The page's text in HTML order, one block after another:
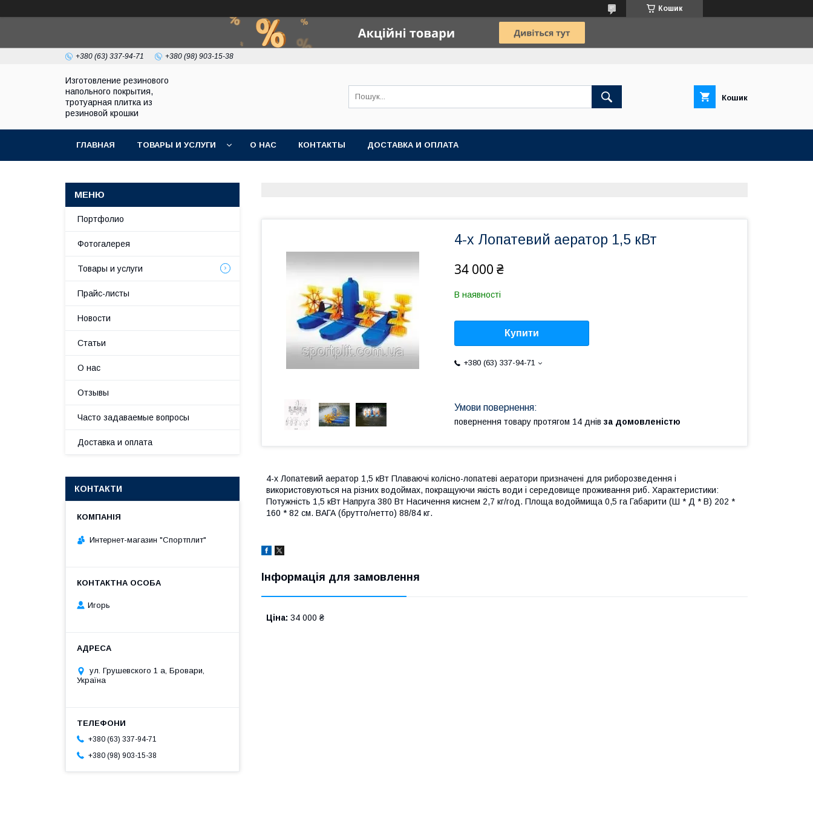
Кошик
+380 (63) 337-94-71 +380 (98) 903-15-38
Изготовление резинового
напольного покрытия,
тротуарная плитка из
резиновой крошки
Кошик
ГЛАВНАЯ ТОВАРЫ И УСЛУГИ О НАС КОНТАКТЫ ДОСТАВКА И ОПЛАТА
4-х Лопатевий аератор 1,5 кВт
34 000 ₴
В наявності
Купити
+380 (63) 337-94-71
повернення товару протягом 14 днів за домовленістю
4-х Лопатевий аератор 1,5 кВт Плаваючі колісно-лопатеві аератори призначені для риборозведення і
використовуються на різних водоймах, покращуючи якість води і середовище проживання риб. Характеристики:
Потужність 1,5 кВт Напруга 380 Вт Насичення киснем 2,7 кг/год. Площа водоймища 0,5 га Габарити (Ш * Д * В) 202 *
160 * 82 см. ВАГА (брутто/нетто) 88/84 кг.
Інформація для замовлення
Ціна: 34 000 ₴
Портфолио
Фотогалерея
Товары и услуги
Прайс-листы
Новости
Статьи
О нас
Отзывы
Часто задаваемые вопросы
Доставка и оплата
КОНТАКТИ
Интернет-магазин "Спортплит"
Игорь
ул. Грушевского 1 а, Бровари,
Україна
+380 (63) 337-94-71
+380 (98) 903-15-38